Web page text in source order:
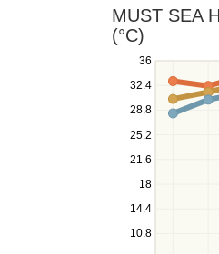
MUST SEA
(°C)
10.8
14.4
18
21.6
25.2
28.8
32.4
36
Use
the
and
down
to
navigate
series.
Use